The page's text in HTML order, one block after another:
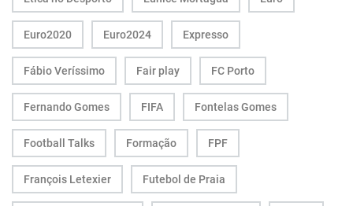
Euro2020 Euro2024 Expresso
Fábio Veríssimo Fair play FC Porto
Fernando Gomes FIFA Fontelas Gomes
Football Talks Formação FPF
François Letexier Futebol de Praia